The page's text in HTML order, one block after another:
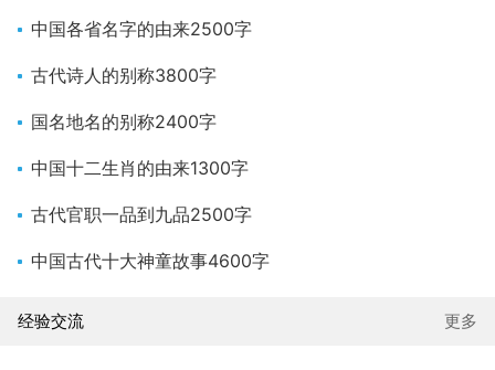
中国各省名字的由来2500字
古代诗人的别称3800字
国名地名的别称2400字
中国十二生肖的由来1300字
古代官职一品到九品2500字
中国古代十大神童故事4600字
经验交流 更多